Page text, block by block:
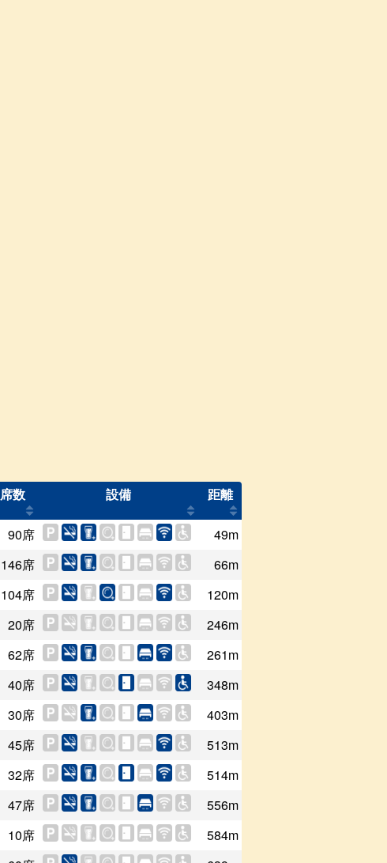
席数 設備 距離
90席 49m
146席 66m
104席 120m
20席 246m
62席 261m
40席 348m
30席 403m
45席 513m
32席 514m
47席 556m
10席 584m